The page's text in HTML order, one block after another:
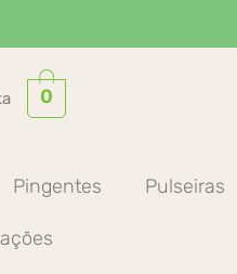
0
Pingentes Pulseiras